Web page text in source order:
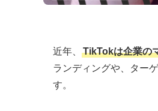
近年、 TikTokは企業の
ランディングや、ター
す。